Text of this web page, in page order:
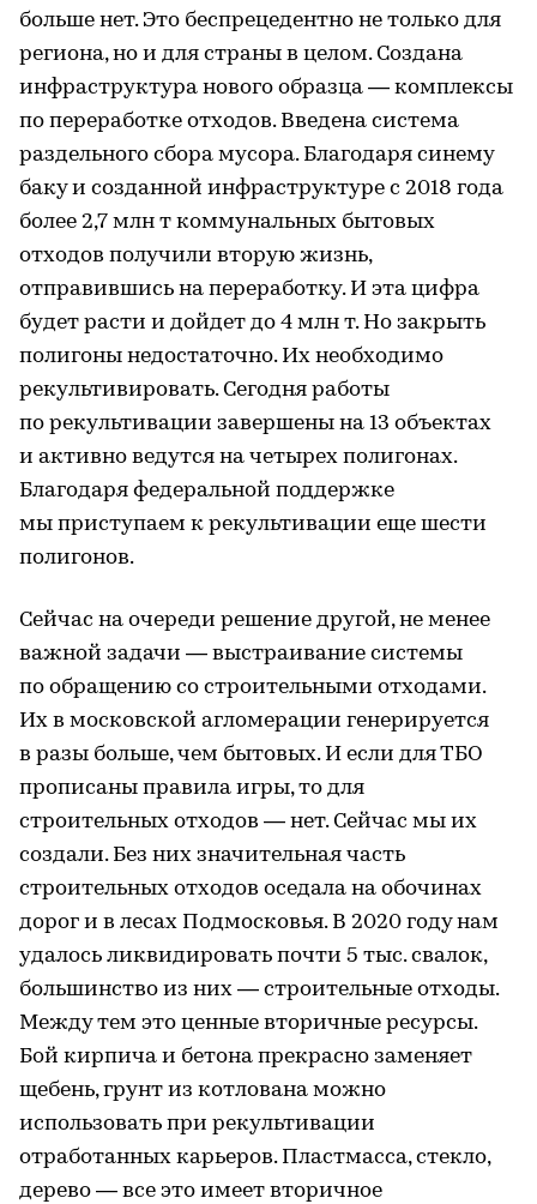
больше нет. Это беспрецедентно не только для
региона, но и для страны в целом. Создана
инфраструктура нового образца — комплексы
по переработке отходов. Введена система
раздельного сбора мусора. Благодаря синему
баку и созданной инфраструктуре с 2018 года
более 2,7 млн т коммунальных бытовых
отходов получили вторую жизнь,
отправившись на переработку. И эта цифра
будет расти и дойдет до 4 млн т. Но закрыть
полигоны недостаточно. Их необходимо
рекультивировать. Сегодня работы
по рекультивации завершены на 13 объектах
и активно ведутся на четырех полигонах.
Благодаря федеральной поддержке
мы приступаем к рекультивации еще шести
полигонов.
Сейчас на очереди решение другой, не менее
важной задачи — выстраивание системы
по обращению со строительными отходами.
Их в московской агломерации генерируется
в разы больше, чем бытовых. И если для ТБО
прописаны правила игры, то для
строительных отходов — нет. Сейчас мы их
создали. Без них значительная часть
строительных отходов оседала на обочинах
дорог и в лесах Подмосковья. В 2020 году нам
удалось ликвидировать почти 5 тыс. свалок,
большинство из них — строительные отходы.
Между тем это ценные вторичные ресурсы.
Бой кирпича и бетона прекрасно заменяет
щебень, грунт из котлована можно
использовать при рекультивации
отработанных карьеров. Пластмасса, стекло,
дерево — все это имеет вторичное